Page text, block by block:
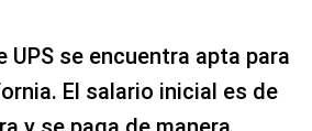
UPS se encuentra apta para
El salario inicial es de